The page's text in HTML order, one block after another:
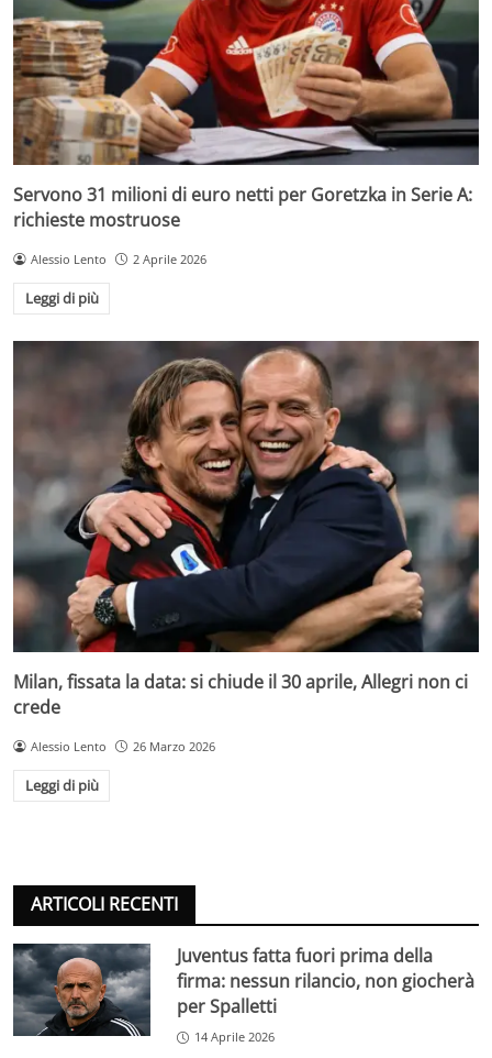
Servono 31 milioni di euro netti per Goretzka in Serie A:
richieste mostruose
Alessio Lento 2 Aprile 2026
Leggi di più
Milan, fissata la data: si chiude il 30 aprile, Allegri non ci
crede
Alessio Lento 26 Marzo 2026
Leggi di più
ARTICOLI RECENTI
Juventus fatta fuori prima della
firma: nessun rilancio, non giocherà
per Spalletti
14 Aprile 2026